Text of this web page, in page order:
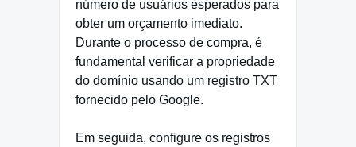
número de usuários esperados para
obter um orçamento imediato.
Durante o processo de compra, é
fundamental verificar a propriedade
do domínio usando um registro TXT
fornecido pelo Google.
Em seguida, configure os registros